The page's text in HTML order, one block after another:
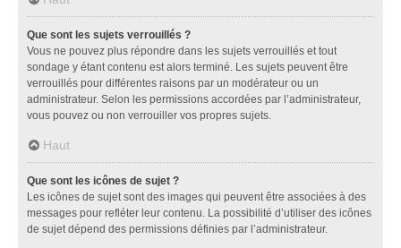
Que sont les sujets verrouillés ?
Vous ne pouvez plus répondre dans les sujets verrouillés et tout
sondage y étant contenu est alors terminé. Les sujets peuvent être
verrouillés pour différentes raisons par un modérateur ou un
administrateur. Selon les permissions accordées par l’administrateur,
vous pouvez ou non verrouiller vos propres sujets.
Haut
Que sont les icônes de sujet ?
Les icônes de sujet sont des images qui peuvent être associées à des
messages pour refléter leur contenu. La possibilité d’utiliser des icônes
de sujet dépend des permissions définies par l’administrateur.